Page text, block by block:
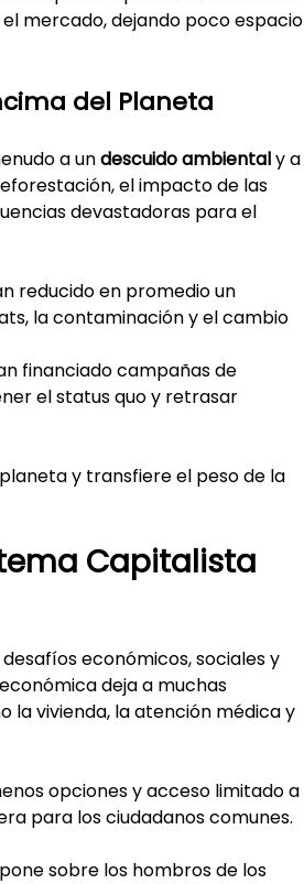
mercado, dejando poco espacio
del Planeta
a un descuido ambiental y a
el impacto de las
devastadoras para el
reducido en promedio un
la contaminación y el cambio
financiado campañas de
el status quo y retrasar
y transfiere el peso de la
Capitalista
económicos, sociales y
deja a muchas
la vivienda, la atención médica y
opciones y acceso limitado a
para los ciudadanos comunes.
sobre los hombros de los